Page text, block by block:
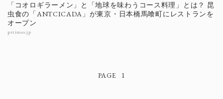
「コオロギラーメン」と「地球を味わうコース料理」とは？ 昆
虫食の「ANTCICADA」が東京・日本橋馬喰町にレストランを
オープン
prtimes.jp
1